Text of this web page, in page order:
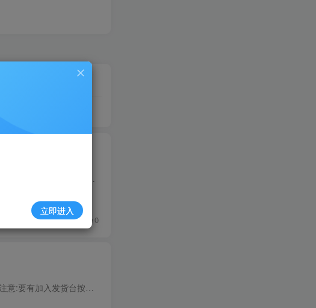
简单来说:你在欧洲地区的代理联系人，当你的产品出现问题，欧洲，英国政府需要联系你的时候，他没办法直接联系中国这边，他们会联系你在欧洲的代理人，再由代理人联系你。属于起到中间桥梁的作...
0 428 0
我自己用的最多的还是抢发货台功能。 每到逢年过节强不到发货台 没办法发货真的太苦恼了 注意:要有加入发货台按钮的才能抢，没有的是抢不了的！依然需要遵循平台的发货规则， 因为各种原因我们...
立即进入